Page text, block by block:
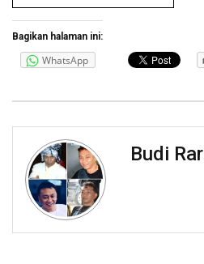
Bagikan halaman ini:
WhatsApp
Budi